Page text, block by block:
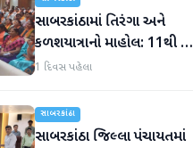
સાબરકાંઠામાં તિરંગા અને
કળશયાત્રાનો માહોલ: 11થી 16
ઓગસ્ટ દરમિયાન ભાજપ
1 દિવસ પહેલા
સાબરકાંઠા
સાબરકાંઠા જિલ્લા પંચાયતમાં